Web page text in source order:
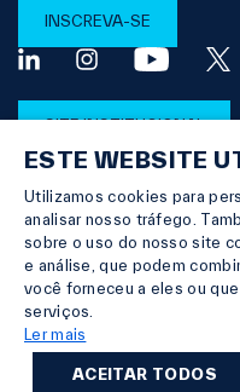
- -- - -
INSCREVA-SE
SITE INSTITUCIONAL
FALE COM O RI
ESTE WEBSITE
Utilizamos cookies para
analisar nosso tráfego.
sobre o uso do nosso site
e análise, que podem
você forneceu a eles ou
serviços.
Ler mais
ACEITAR TODOS